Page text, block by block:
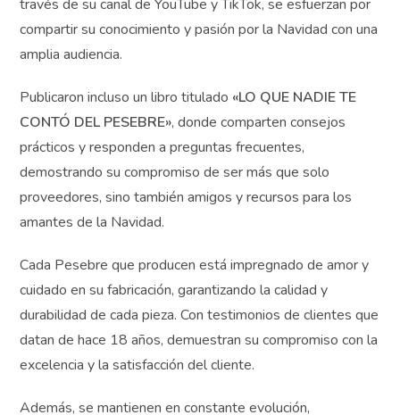
sociales como Facebook, Instagram y Twitter, así como
a través de su canal de YouTube y TikTok, se esfuerzan
con una amplia audiencia.
Publicaron incluso un libro titulado «LO QUE NADIE TE
CONTÓ DEL PESEBRE», donde comparten consejos
prácticos y responden a preguntas frecuentes,
demostrando su compromiso de ser más que solo
amantes de la Navidad.
Cada Pesebre que producen está impregnado de amor
y cuidado en su fabricación, garantizando la calidad y
durabilidad de cada pieza. Con testimonios de clientes
con la excelencia y la satisfacción del cliente.
¿Quieres recibir
ofertas especiales?